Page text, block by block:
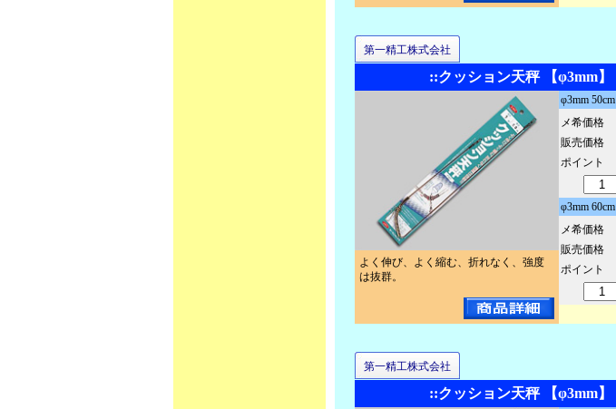
第一精工株式会社
::クッション天秤 【φ3mm】
よく伸び、よく縮む、折れなく、強度
は抜群。
φ3mm 50cm
メ希価格
販売価格
ポイント
φ3mm 60cm
メ希価格
販売価格
ポイント
第一精工株式会社
::クッション天秤 【φ3mm】